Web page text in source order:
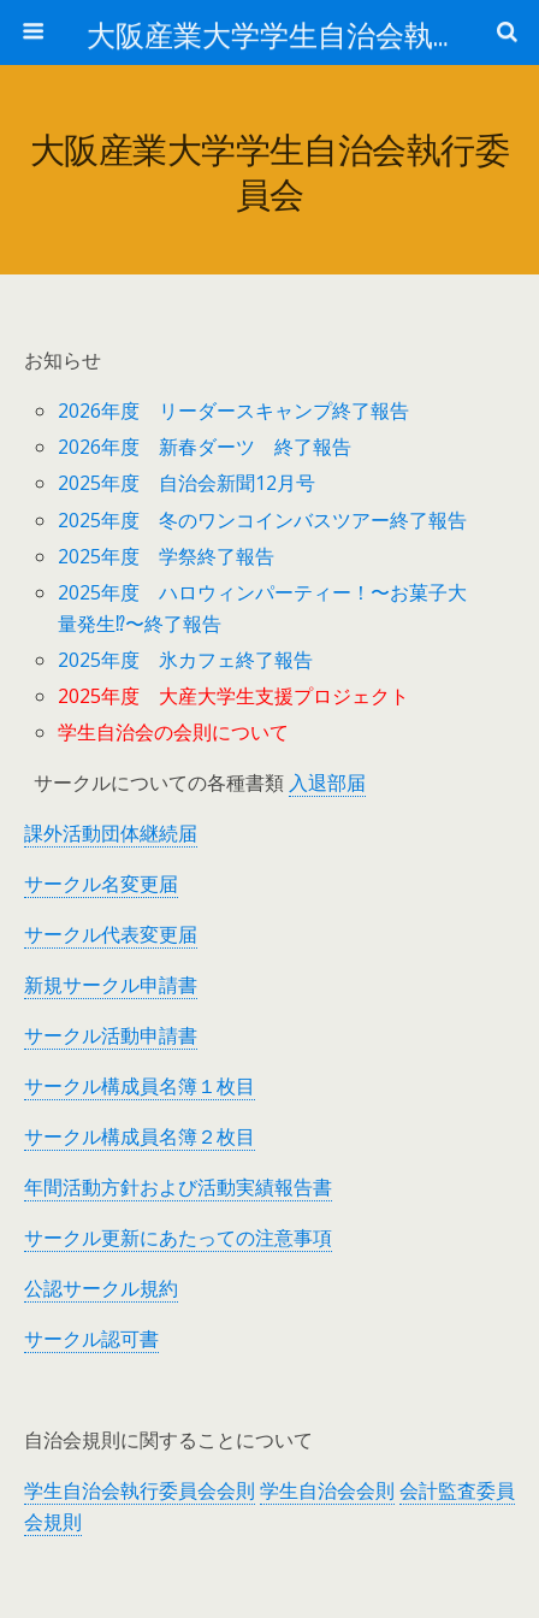
大阪産業大学学生自治会執行委員会
大阪産業大学学生自治会執行委
員会
お知らせ
2026年度 リーダースキャンプ終了報告
2026年度 新春ダーツ 終了報告
2025年度 自治会新聞12月号
2025年度 冬のワンコインバスツアー終了報告
2025年度 学祭終了報告
2025年度 ハロウィンパーティー！〜お菓子大
量発生⁉︎〜終了報告
2025年度 氷カフェ終了報告
2025年度 大産大学生支援プロジェクト
学生自治会の会則について
サークルについての各種書類 入退部届
課外活動団体継続届
サークル名変更届
サークル代表変更届
新規サークル申請書
サークル活動申請書
サークル構成員名簿１枚目
サークル構成員名簿２枚目
年間活動方針および活動実績報告書
サークル更新にあたっての注意事項
公認サークル規約
サークル認可書
自治会規則に関することについて
学生自治会執行委員会会則 学生自治会会則 会計監査委員
会規則